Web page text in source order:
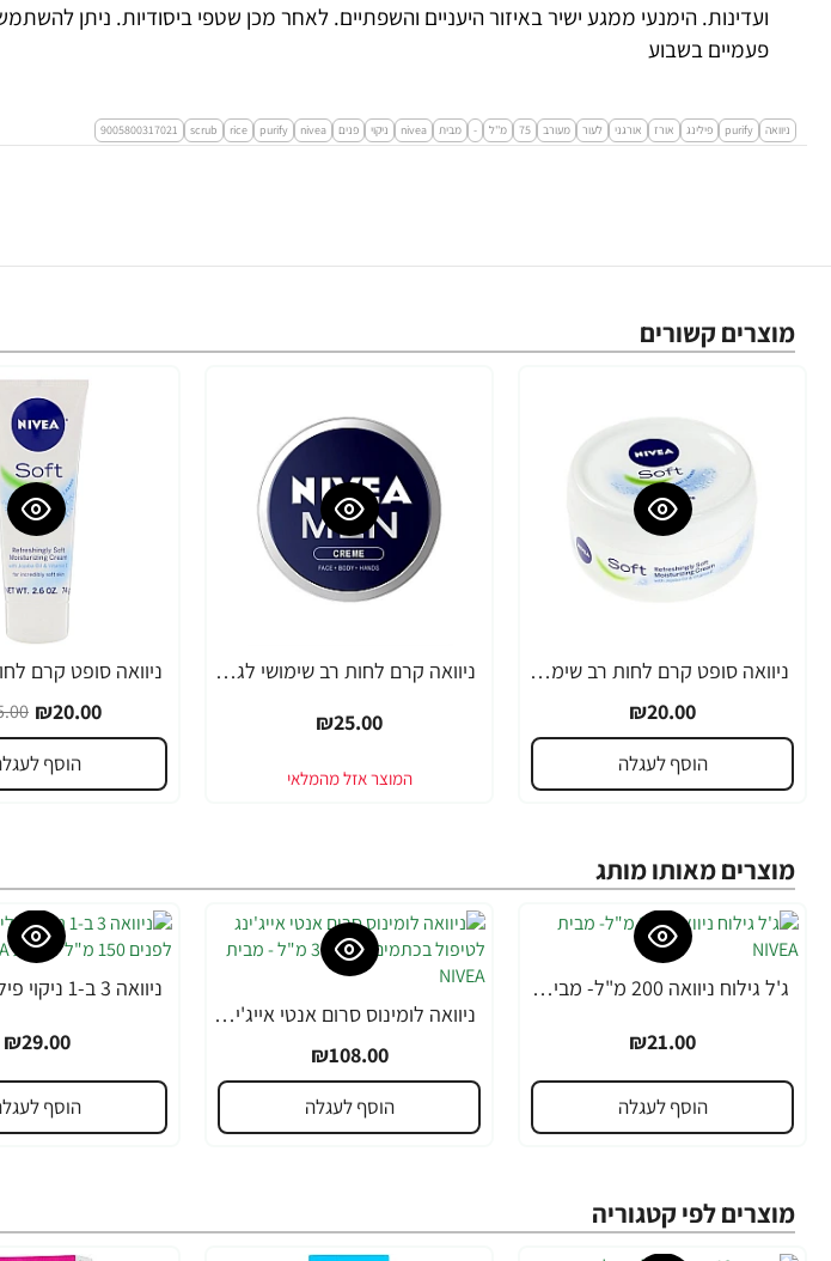
ועדינות. הימנעי ממגע ישיר באיזור היעניים והשפתיים. לאחר מכן שטפי ביסודיות. ניתן
פעמיים בשבוע
ניוואה purify פילינג אורז אורגני לעור מעורב 75 מ''ל - מבית nivea ניקוי פנים nivea
purify
rice
scrub
9005800317021
מוצרים קשורים
ניוואה סופט קרם לחות רב שימושי 200 מ"ל - מבית NIVEA
₪20.00
הוסף לעגלה
ניוואה קרם לחות רב שימושי לגבר 75 מ"ל - מבית NIVEA
₪25.00
-20%
₪20.00
הוסף
מוצרים מאותו מותג
ג'ל גילוח ניוואה 200 מ"ל- מבית NIVEA
₪21.00
הוסף לעגלה
ניוואה לומינוס סרום אנטי אייג'ינג לטיפול בכתמים כהים 30 מ"ל - מבית NIVEA
₪108.00
הוסף לעגלה
₪29.00
הוסף
מוצרים לפי קטגוריה